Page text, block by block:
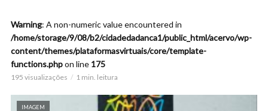
Warning: A non-numeric value encountered in
/home/storage/9/08/b2/cidadedadanca1/public_html/acervo/wp-
content/themes/plataformasvirtuais/core/template-
functions.phpon line 175
195 visualizações 1 min. leitura
IMAGEM